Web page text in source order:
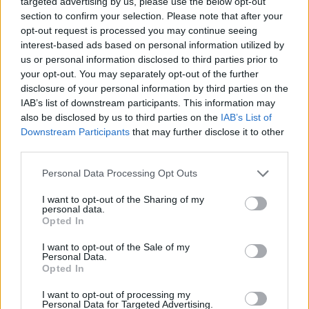
section to confirm your selection. Please note that after your
opt-out request is processed you may continue seeing
interest-based ads based on personal information utilized by
us or personal information disclosed to third parties prior to
your opt-out. You may separately opt-out of the further
disclosure of your personal information by third parties on the
IAB’s list of downstream participants. This information may
also be disclosed by us to third parties on the IAB’s List of
Downstream Participants that may further disclose it to other
Personal Data Processing Opt Outs
I want to opt-out of the Sharing of my
personal data.
Opted In
I want to opt-out of the Sale of my
Personal Data.
Opted In
I want to opt-out of processing my
Personal Data for Targeted Advertising.
MEN VART HITTAR MAN DOM ???????????.
26/2-13. HITTADE QA1- FRÄMRE STÖTDÄMPARE I
POLERAD ALUMINIUM.
2/3-13, DÄMPARNA SER RIKTIGT BRA UT,NU PÅ
PLATS.
15/5-13. ÄNTLIGEN HITTAT "NOS" GULA FRAMLYSEN
HALV-LJUSET VAR INTE SVÅRT ATT HITTA-MEN "HEL-
GULA GLAS FICK INTE ANVÄNDAS I USA-ENDAST
TILL EXPORTBILAR.SEDAN ATT HITTA RÄTT FABRIKAT
OCH RÄTT TÄTHET PÅ DET GULA GLASET TILL ALLA 4
ST GLASEN.DET VAR INTE DET LÄTTASTE.
12-2,HITTAT EN KILLE SOM LACKAR KROM MED